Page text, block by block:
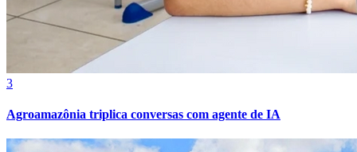
3
Agroamazônia triplica conversas com agente de IA